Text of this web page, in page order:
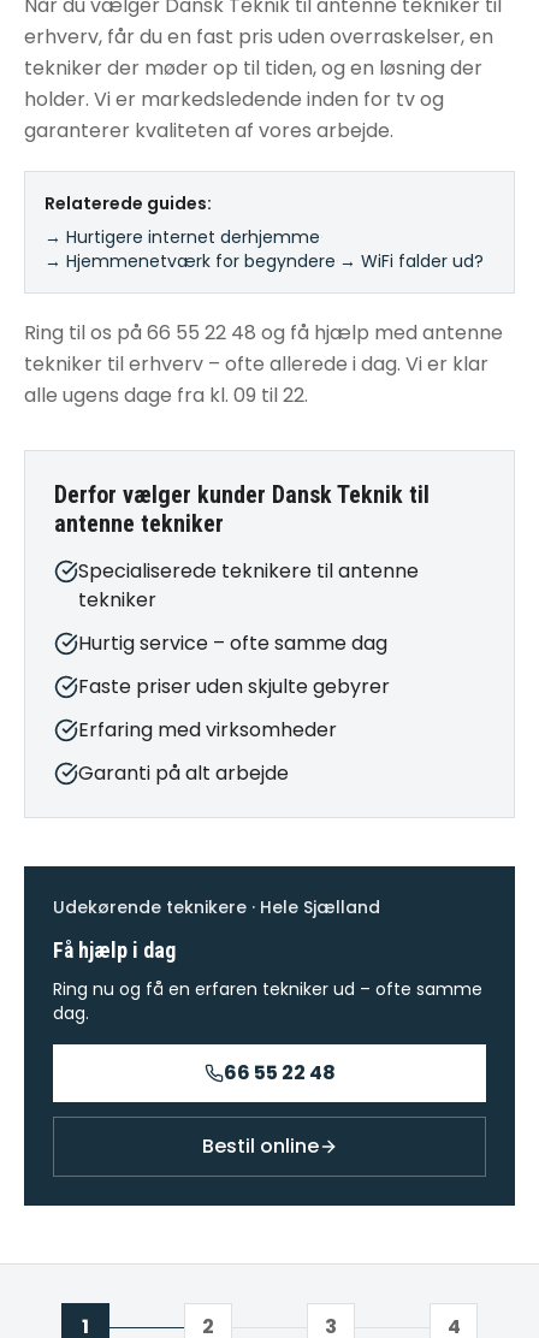
erhverv, får du en fast pris uden overraskelser, en
tekniker der møder op til tiden, og en løsning der
holder. Vi er markedsledende inden for tv og
garanterer kvaliteten af vores arbejde.
Relaterede guides:
→ Hurtigere internet derhjemme
→ Hjemmenetværk for begyndere → WiFi falder ud?
Ring til os på 66 55 22 48 og få hjælp med antenne
tekniker til erhverv – ofte allerede i dag. Vi er klar
alle ugens dage fra kl. 09 til 22.
Derfor vælger kunder Dansk Teknik til
antenne tekniker
Specialiserede teknikere til antenne
tekniker
Hurtig service – ofte samme dag
Faste priser uden skjulte gebyrer
Erfaring med virksomheder
Garanti på alt arbejde
Udekørende teknikere · Hele Sjælland
Få hjælp i dag
Ring nu og få en erfaren tekniker ud – ofte samme
dag.
66 55 22 48
Bestil online
1 2 3 4